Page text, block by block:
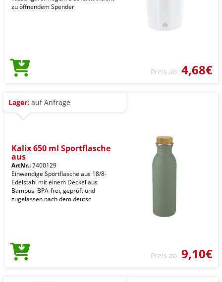
zu öffnendem Spender
Preis ab 4,68€
Lager: auf Anfrage
Kalix 650 ml Sportflasche
aus
ArtNr.:7400129
Einwandige Sportflasche aus 18/8-
Edelstahl mit einem Deckel aus
Bambus. BPA-frei, geprüft und
zugelassen nach dem deutsc
Preis ab 9,10€